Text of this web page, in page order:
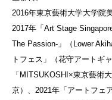
2016年東京藝術大学大学院
2017年「Art Stage
The Passion-」（Lower
トフェス」（花守アートギ
「MITSUKOSHI×東京藝術
京）、2021年「アートフェ